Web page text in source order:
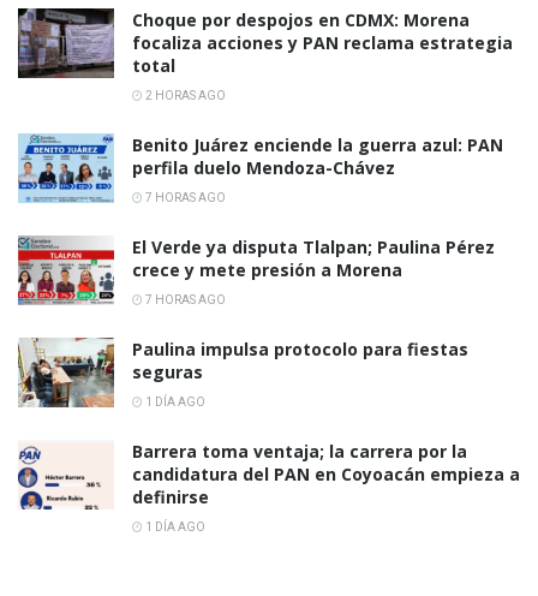
Choque por despojos en CDMX: Morena
focaliza acciones y PAN reclama estrategia
total
2 HORAS AGO
Benito Juárez enciende la guerra azul: PAN
perfila duelo Mendoza-Chávez
7 HORAS AGO
El Verde ya disputa Tlalpan; Paulina Pérez
crece y mete presión a Morena
7 HORAS AGO
Paulina impulsa protocolo para fiestas
seguras
1 DÍA AGO
Barrera toma ventaja; la carrera por la
candidatura del PAN en Coyoacán empieza a
definirse
1 DÍA AGO